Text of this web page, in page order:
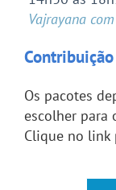
Vajrayana
Contribuição
Os pacotes
escolher para
Clique no link